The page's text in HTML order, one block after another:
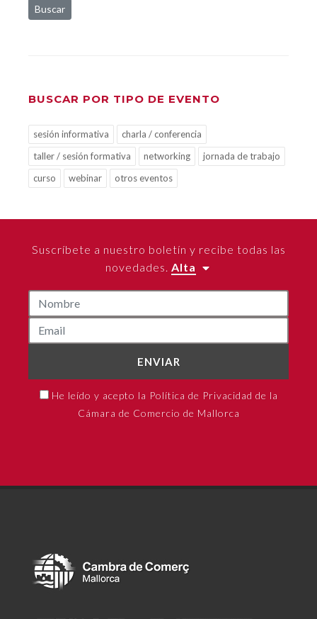
Buscar
BUSCAR POR TIPO DE EVENTO
sesión informativa
charla / conferencia
taller / sesión formativa
networking
jornada de trabajo
curso
webinar otros eventos
Suscríbete a nuestro boletín y recibe todas las
novedades. Alta
ENVIAR
He leído y acepto la Política de Privacidad de la
Cámara de Comercio de Mallorca